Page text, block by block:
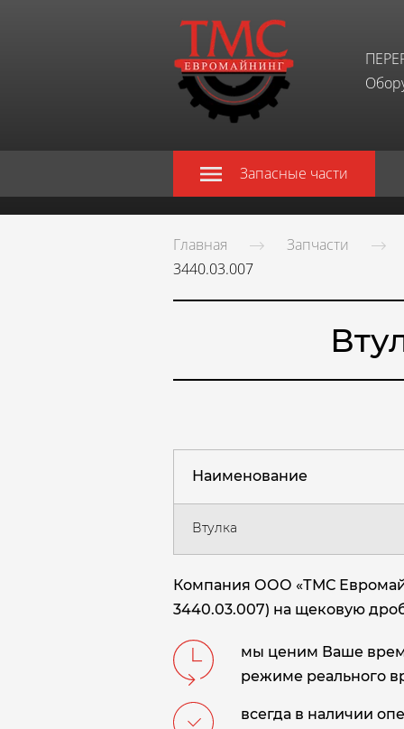
Запасные части
Главная
Запчасти
3440.03.007
Наименование
Втулка
Компания ООО «ТМС
3440.03.007) на щековую
мы ценим Ваше
режиме реального
всегда в наличии